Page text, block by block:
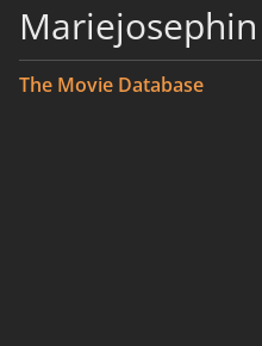
The Movie Database